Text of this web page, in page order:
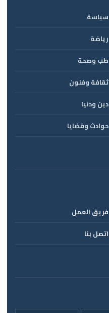
سياسة
رياضة
طب وصحة
ثقافة وفنون
دين ودنيا
حوادث وقضايا
فريق العمل
اتصل بنا